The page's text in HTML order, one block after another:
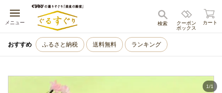
メニュー
キャンセル
クーポン
ボックス
検索 カート
おすすめ ふるさと納税 送料無料 ランキング
1/1